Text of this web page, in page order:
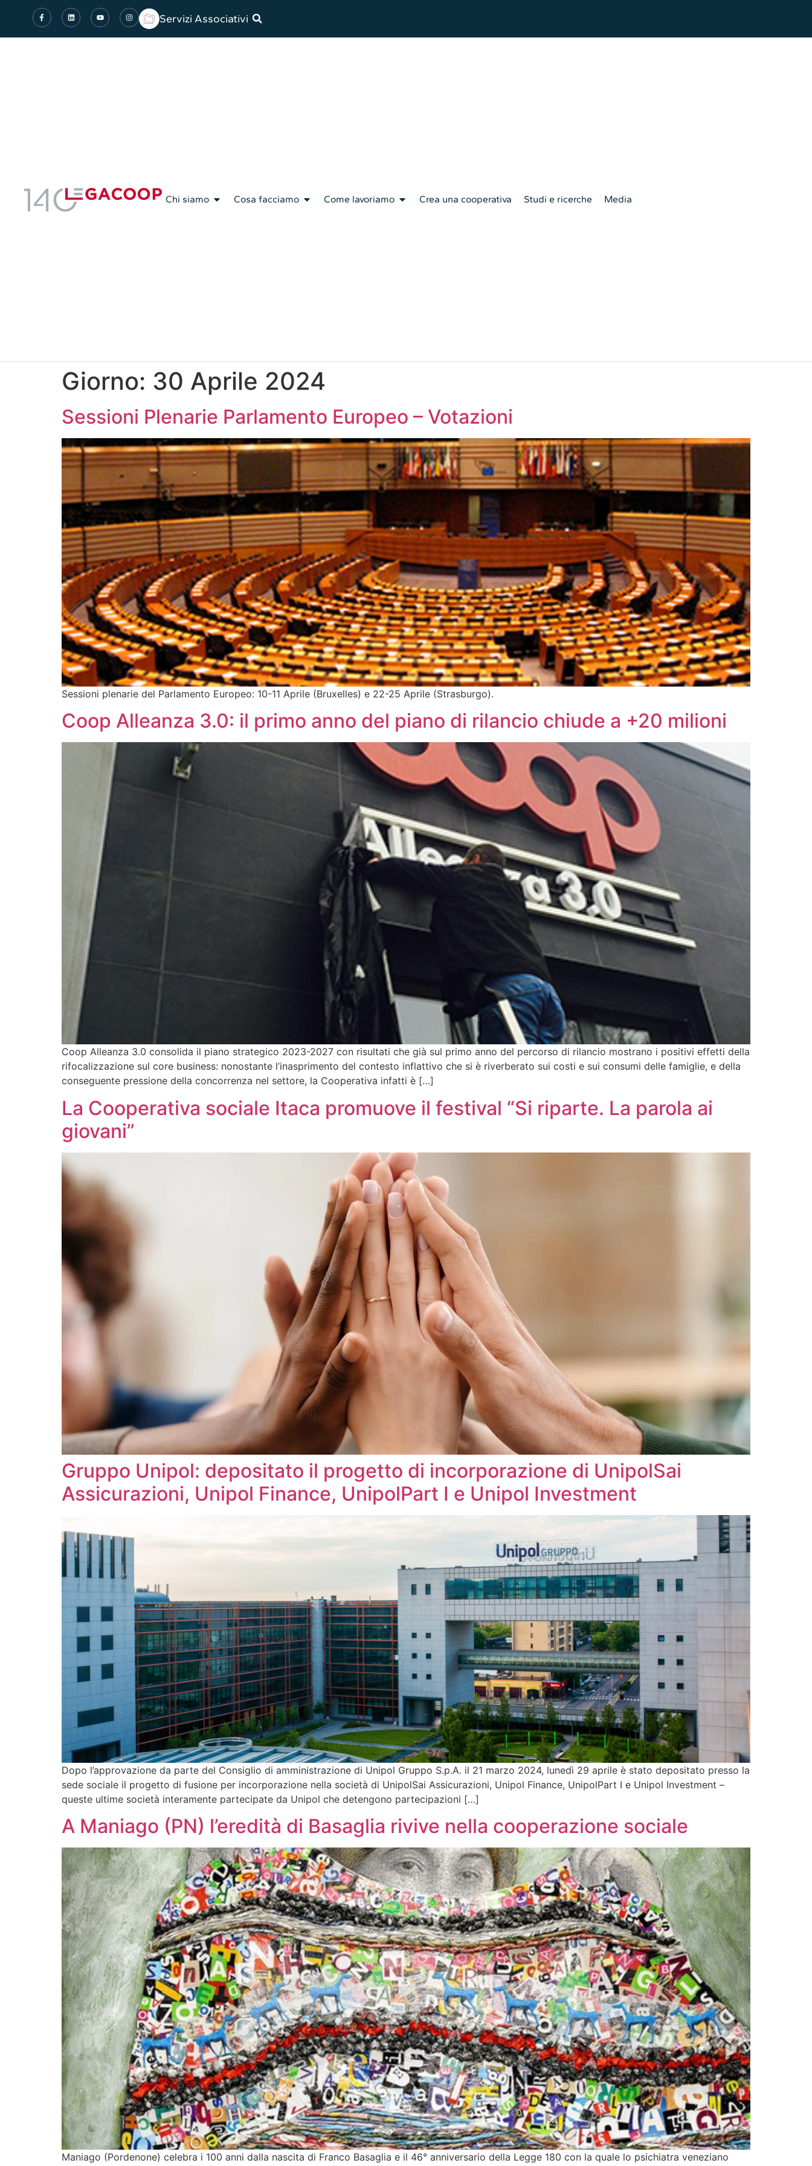
Servizi Associativi
Chi siamo Cosa facciamo Come lavoriamo Crea una cooperativa Studi e ricerche Media
Giorno: 30 Aprile 2024
Sessioni Plenarie Parlamento Europeo – Votazioni
Sessioni plenarie del Parlamento Europeo: 10-11 Aprile (Bruxelles) e 22-25 Aprile (Strasburgo).
Coop Alleanza 3.0: il primo anno del piano di rilancio chiude a +20 milioni
Coop Alleanza 3.0 consolida il piano strategico 2023-2027 con risultati che già sul primo anno del percorso di rilancio mostrano i positivi effetti della
rifocalizzazione sul core business: nonostante l’inasprimento del contesto inflattivo che si è riverberato sui costi e sui consumi delle famiglie, e della
conseguente pressione della concorrenza nel settore, la Cooperativa infatti è […]
La Cooperativa sociale Itaca promuove il festival “Si riparte. La parola ai
giovani”
Gruppo Unipol: depositato il progetto di incorporazione di UnipolSai
Assicurazioni, Unipol Finance, UnipolPart I e Unipol Investment
Dopo l’approvazione da parte del Consiglio di amministrazione di Unipol Gruppo S.p.A. il 21 marzo 2024, lunedì 29 aprile è stato depositato presso la
sede sociale il progetto di fusione per incorporazione nella società di UnipolSai Assicurazioni, Unipol Finance, UnipolPart I e Unipol Investment –
queste ultime società interamente partecipate da Unipol che detengono partecipazioni […]
A Maniago (PN) l’eredità di Basaglia rivive nella cooperazione sociale
Maniago (Pordenone) celebra i 100 anni dalla nascita di Franco Basaglia e il 46° anniversario della Legge 180 con la quale lo psichiatra veneziano